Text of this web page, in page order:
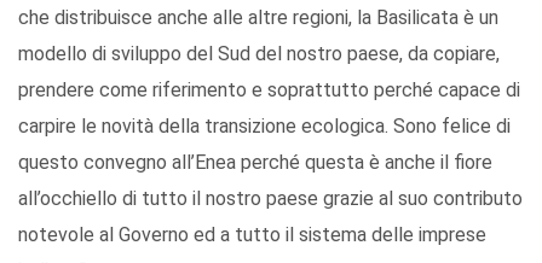
che distribuisce anche alle altre regioni, la Basilicata è un
modello di sviluppo del Sud del nostro paese, da copiare,
prendere come riferimento e soprattutto perché capace di
carpire le novità della transizione ecologica. Sono felice di
questo convegno all’Enea perché questa è anche il fiore
all’occhiello di tutto il nostro paese grazie al suo contributo
notevole al Governo ed a tutto il sistema delle imprese